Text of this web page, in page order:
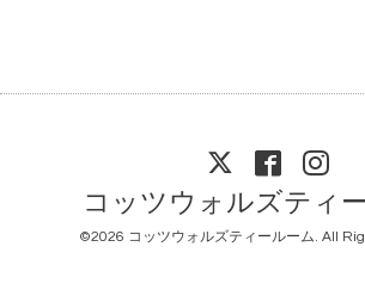
コッツウォルズティ
©2026 コッツウォルズティールーム. All